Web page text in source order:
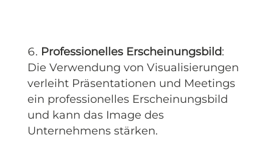
Professionelles Erscheinungsbild:
Die Verwendung von Visualisierungen
verleiht Präsentationen und Meetings
ein professionelles Erscheinungsbild
und kann das Image des
Unternehmens stärken.